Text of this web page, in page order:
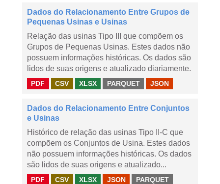
Dados do Relacionamento Entre Grupos de
Pequenas Usinas e Usinas
Relação das usinas Tipo III que compõem os
Grupos de Pequenas Usinas. Estes dados não
possuem informações históricas. Os dados são
lidos de suas origens e atualizado diariamente.
PDF CSV XLSX PARQUET JSON
Dados do Relacionamento Entre Conjuntos
e Usinas
Histórico de relação das usinas Tipo II-C que
compõem os Conjuntos de Usina. Estes dados
não possuem informações históricas. Os dados
são lidos de suas origens e atualizado...
PDF CSV XLSX JSON PARQUET